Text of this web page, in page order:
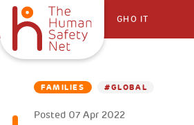
GHO IT
FAMILIES #GLOBAL
Posted 07 Apr 2022